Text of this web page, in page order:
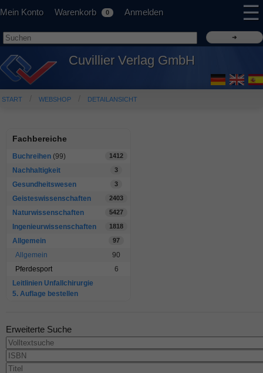
Mein Konto Warenkorb 0 Anmelden ☰
Cuvillier Verlag GmbH
START WEBSHOP DETAILANSICHT
Fachbereiche
Buchreihen (99) 1412
Nachhaltigkeit 3
Gesundheitswesen 3
Geisteswissenschaften 2403
Naturwissenschaften 5427
Ingenieurwissenschaften 1818
Allgemein 97
Allgemein
90
Pferdesport
6
Leitlinien Unfallchirurgie
5. Auflage bestellen
Erweiterte Suche